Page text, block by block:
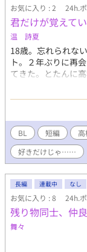
の姉さん達！僕の
そんなの上手くい
で、お乳を呑まな
うちの子がお乳を
ほとんどの子は母
か数人には僕のお
達が僕のお乳が忘
ただけで牛乳は母
た!?」 ＊ 総受けで
いね♡やお気に入
(＞＜) 誤字脱字、
頂けますと幸いで
お気に入り : 2 24h.
君だけが覚えて
温 詩夏
18歳。忘れられな
ト。２年ぶりに再
てきた。とたんに
っていたはずだっ
きた」というルキ
あの頃見えなかっ
BL 短編 高
好きだけじゃ……
長編 連載中 なし
お気に入り : 8 24h.
残り物同士、仲
舞々